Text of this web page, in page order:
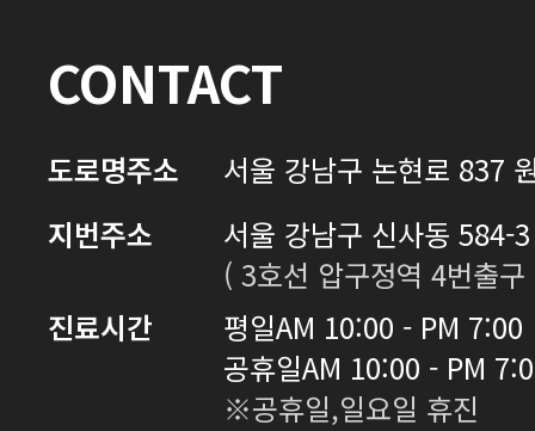
CONTACT
도로명주소
서울 강남구 논현로 837
지번주소
서울 강남구 신사동 584-
( 3호선 압구정역 4번출
진료시간
평일AM 10:00 - PM 7:00
공휴일AM 10:00 - PM
※공휴일,일요일 휴진